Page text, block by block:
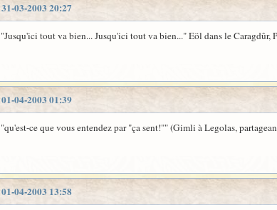
31-03-2003 20:27
"Jusqu'ici tout va bien... Jusqu'ici tout va bien..." Eöl dans le Caragdûr,
01-04-2003 01:39
"qu'est-ce que vous entendez par "ça sent!"" (Gimli à Legolas,
01-04-2003 13:58